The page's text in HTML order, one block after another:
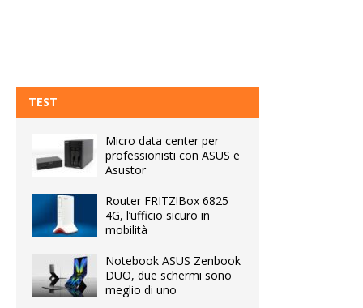
TEST
Micro data center per
professionisti con ASUS e
Asustor
Router FRITZ!Box 6825
4G, l’ufficio sicuro in
mobilità
Notebook ASUS Zenbook
DUO, due schermi sono
meglio di uno